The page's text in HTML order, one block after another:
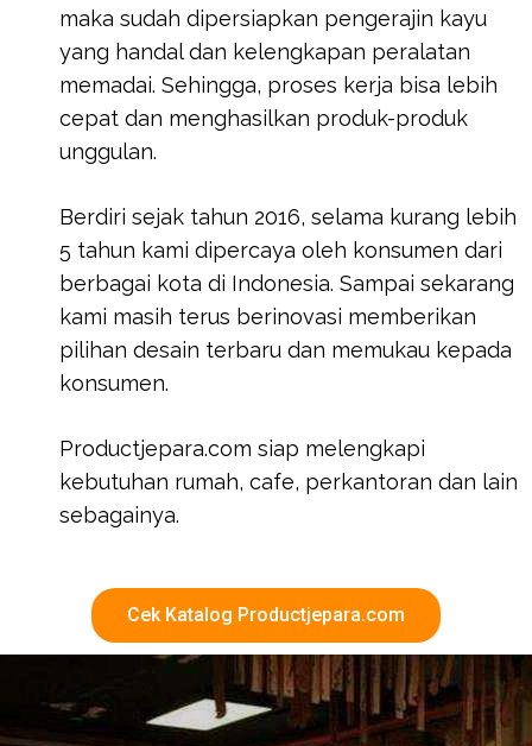
maka sudah dipersiapkan pengerajin kayu
yang handal dan kelengkapan peralatan
memadai. Sehingga, proses kerja bisa lebih
cepat dan menghasilkan produk-produk
unggulan.
Berdiri sejak tahun 2016, selama kurang lebih
5 tahun kami dipercaya oleh konsumen dari
berbagai kota di Indonesia. Sampai sekarang
kami masih terus berinovasi memberikan
pilihan desain terbaru dan memukau kepada
konsumen.
Productjepara.com siap melengkapi
kebutuhan rumah, cafe, perkantoran dan lain
sebagainya.
Cek Katalog Productjepara.com